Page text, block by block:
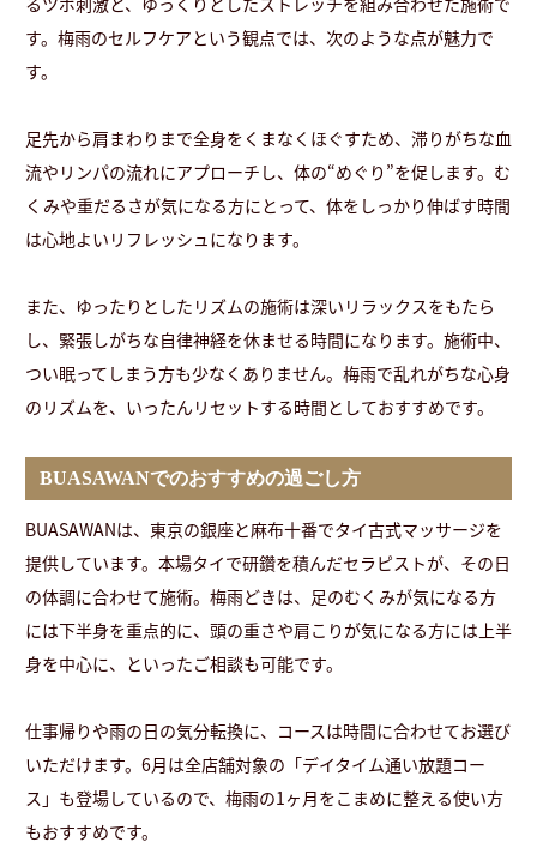
す。梅雨のセルフケアという観点では、次のような点が魅力で
す。
足先から肩まわりまで全身をくまなくほぐすため、滞りがちな血
流やリンパの流れにアプローチし、体の“めぐり”を促します。む
くみや重だるさが気になる方にとって、体をしっかり伸ばす時間
は心地よいリフレッシュになります。
また、ゆったりとしたリズムの施術は深いリラックスをもたら
し、緊張しがちな自律神経を休ませる時間になります。施術中、
つい眠ってしまう方も少なくありません。梅雨で乱れがちな心身
のリズムを、いったんリセットする時間としておすすめです。
BUASAWANでのおすすめの過ごし方
BUASAWANは、東京の銀座と麻布十番でタイ古式マッサージを
提供しています。本場タイで研鑽を積んだセラピストが、その日
の体調に合わせて施術。梅雨どきは、足のむくみが気になる方
には下半身を重点的に、頭の重さや肩こりが気になる方には上半
身を中心に、といったご相談も可能です。
仕事帰りや雨の日の気分転換に、コースは時間に合わせてお選び
いただけます。6月は全店舗対象の「デイタイム通い放題コー
ス」も登場しているので、梅雨の1ヶ月をこまめに整える使い方
もおすすめです。